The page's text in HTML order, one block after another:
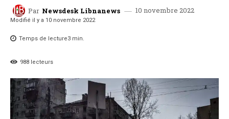
Par Newsdesk Libnanews 10 novembre 2022
Modifié il y a 10 novembre 2022
Temps de lecture3 min.
988 lecteurs